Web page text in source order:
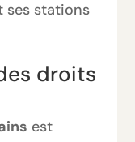
ses stations
droits
est